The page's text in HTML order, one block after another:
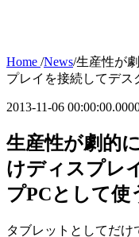
Home /News/生産性が
プレイを接続してデス
2013-11-06
生産性が劇的
けディスプレ
プPCとして使
タブレットとしてだけ